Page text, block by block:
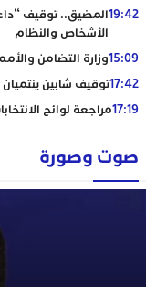
19:42المضيق.. توقيف
الأشخاص والنظام
15:09وزارة التضامن
17:42توقيف شابين
17:19مراجعة لوائح
صوت وصورة